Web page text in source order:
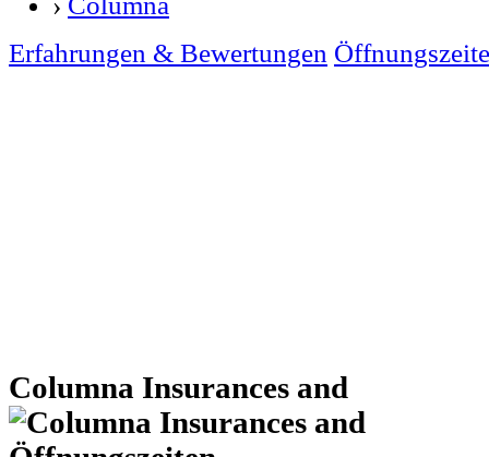
Erfahrungen & Bewertungen
Columna Insurances and